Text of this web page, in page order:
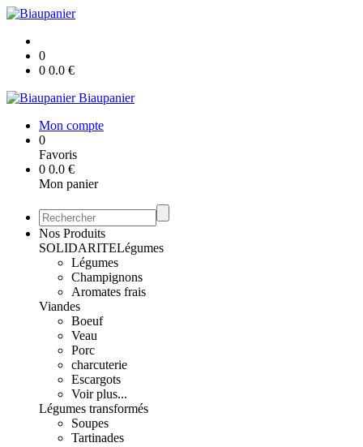
0
0 0.0 €
Biaupanier
Mon compte
0
Favoris
0 0.0 €
Mon panier
Nos Produits
SOLIDARITELégumes
Légumes
Champignons
Aromates frais
Viandes
Boeuf
Veau
Porc
charcuterie
Escargots
Voir plus...
Légumes transformés
Soupes
Tartinades